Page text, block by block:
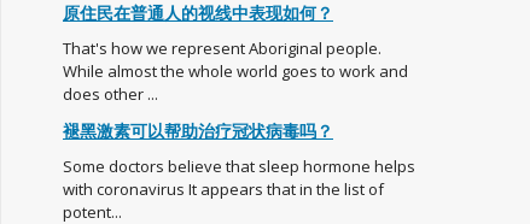
原住民在普通人的视线中表现如何？
That's how we represent Aboriginal people.
While almost the whole world goes to work and
does other ...
褪黑激素可以帮助治疗冠状病毒吗？
Some doctors believe that sleep hormone helps
with coronavirus It appears that in the list of
potent...